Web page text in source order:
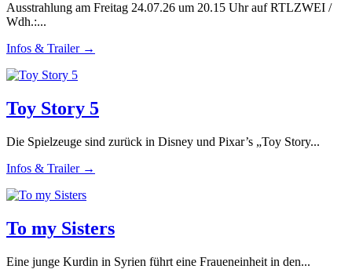
Ausstrahlung am Freitag 24.07.26 um 20.15 Uhr auf RTLZWEI /
Wdh.:...
Infos & Trailer →
Toy Story 5
Die Spielzeuge sind zurück in Disney und Pixar’s „Toy Story...
Infos & Trailer →
To my Sisters
Eine junge Kurdin in Syrien führt eine Fraueneinheit in den...